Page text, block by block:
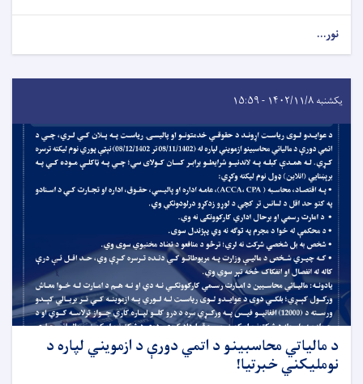
نور...
یکشنبه ۱۴۰۲/۱۱/۸ - ۱۵:۵۹
د مالياتي محاسبينو د اتمي دورې د ازمويني لپاره د
نومليکني خبرتیا!